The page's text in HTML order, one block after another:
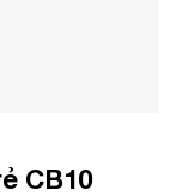
CB10